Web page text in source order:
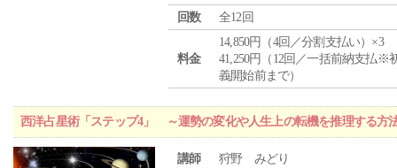
回数
全12回
料金
14,850円（4回／分割支払い）×3
41,250円（12回／一括前納支払※
義開始前まで）
西洋占星術「ステップ4」 ～運勢の変化や人生上の転機を推理する方
講師 狩野 みどり